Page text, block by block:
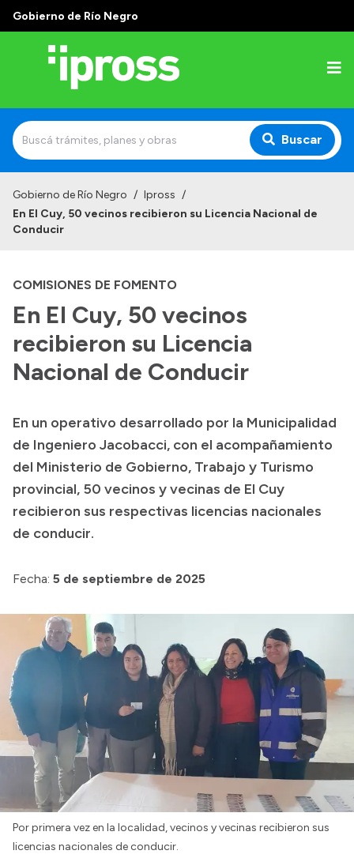
Gobierno de Río Negro
Buscar
Institucional
Autoridades
Delegaciones
Consultorios Propios
Presentación CV
Transparencia
Inversión en Salud
Licitaciones
Consulta de expedientes
Gobierno de Río Negro / Ipross /
En El Cuy, 50 vecinos recibieron su Licencia Nacional de
Conducir
COMISIONES DE FOMENTO
En El Cuy, 50 vecinos
recibieron su Licencia
Nacional de Conducir
En un operativo desarrollado por la Municipalidad
de Ingeniero Jacobacci, con el acompañamiento
del Ministerio de Gobierno, Trabajo y Turismo
provincial, 50 vecinos y vecinas de El Cuy
recibieron sus respectivas licencias nacionales
de conducir.
Fecha: 5 de septiembre de 2025
Por primera vez en la localidad, vecinos y vecinas recibieron sus
licencias nacionales de conducir.